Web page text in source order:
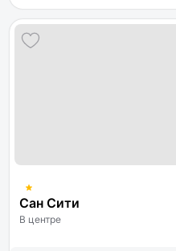
Сан Сити
В центре